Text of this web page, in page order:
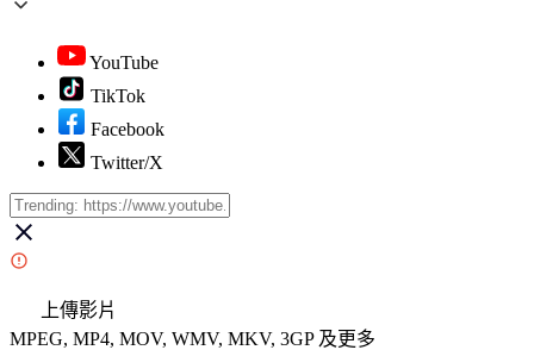
YouTube
TikTok
Facebook
Twitter/X
上傳影片
MPEG, MP4, MOV, WMV, MKV, 3GP 及更多